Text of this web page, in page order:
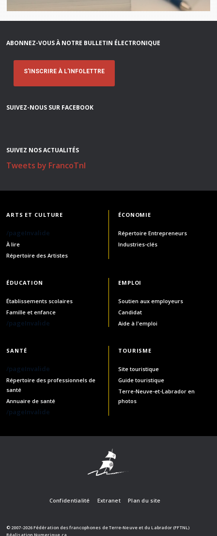
ABONNEZ-VOUS À NOTRE BULLETIN ÉLECTRONIQUE
S'INSCRIRE À L'INFOLETTRE
SUIVEZ-NOUS SUR FACEBOOK
SUIVEZ NOS ACTUALITÉS
Tweets by FrancoTnl
ARTS ET CULTURE
/pageInvalide
À lire
Répertoire des Artistes
ÉCONOMIE
Répertoire Entrepreneurs
Industries-clés
ÉDUCATION
Établissements scolaires
Famille et enfance
/pageInvalide
EMPLOI
Soutien aux employeurs
Candidat
Aide à l'emploi
SANTÉ
/pageInvalide
Répertoire des professionnels de
santé
Annuaire de santé
/pageInvalide
TOURISME
Site touristique
Guide touristique
Terre-Neuve-et-Labrador en
photos
Confidentialité Extranet Plan du site
© 2007-2026 Fédération des francophones de Terre-Neuve et du Labrador (FFTNL)